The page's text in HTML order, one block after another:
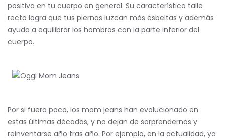
positiva en tu cuerpo en general. Su característico talle
recto logra que tus piernas luzcan más esbeltas y además
ayuda a equilibrar los hombros con la parte inferior del
cuerpo.
Por si fuera poco, los mom jeans han evolucionado en
estas últimas décadas, y no dejan de sorprendernos y
reinventarse año tras año. Por ejemplo, en la actualidad, ya